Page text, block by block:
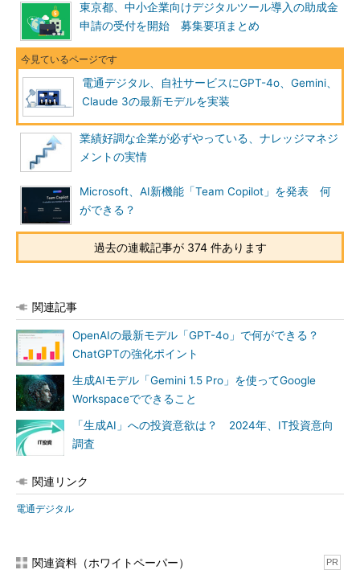
東京都、中小企業向けデジタルツール導入の助成金
申請の受付を開始 募集要項まとめ
電通デジタル、自社サービスにGPT-4o、Gemini、
Claude 3の最新モデルを実装
業績好調な企業が必ずやっている、ナレッジマネジ
メントの実情
Microsoft、AI新機能「Team Copilot」を発表 何
ができる？
過去の連載記事が 374 件あります
関連記事
OpenAIの最新モデル「GPT-4o」で何ができる？
ChatGPTの強化ポイント
生成AIモデル「Gemini 1.5 Pro」を使ってGoogle
Workspaceでできること
「生成AI」への投資意欲は？ 2024年、IT投資意向
調査
関連リンク
電通デジタル
関連資料（ホワイトペーパー） PR